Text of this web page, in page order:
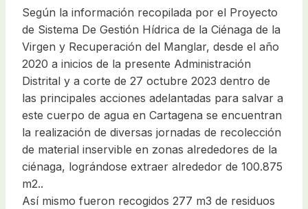
Según la información recopilada por el Proyecto
de Sistema De Gestión Hídrica de la Ciénaga de la
Virgen y Recuperación del Manglar, desde el año
2020 a inicios de la presente Administración
Distrital y a corte de 27 octubre 2023 dentro de
las principales acciones adelantadas para salvar a
este cuerpo de agua en Cartagena se encuentran
la realización de diversas jornadas de recolección
de material inservible en zonas alrededores de la
ciénaga, lográndose extraer alrededor de 100.875
m2..
Así mismo fueron recogidos 277 m3 de residuos